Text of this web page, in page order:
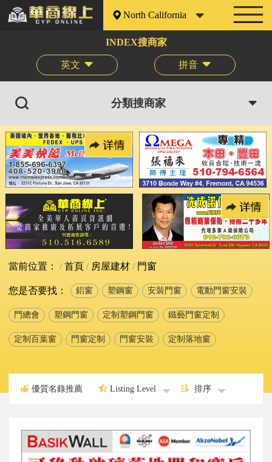
North California
INDEX搜商家
英文 拼音
分類搜商家
當前位置： 首頁 房屋建材 門窗
您是否要找： 鋁窗 塑鋼窗 安裝門窗 電動門窗安裝
門總會 塑鋼門窗 定制塑鋼門窗 鐵藝門窗定制
定制百葉窗 門窗定制 門窗安裝 定制落地窗
優質名錄推薦 Listing Level 排序